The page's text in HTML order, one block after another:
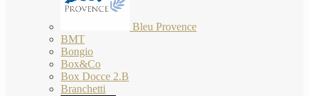
Bleu Provence
BMT
Bongio
Box&Co
Box Docce 2.B
Branchetti